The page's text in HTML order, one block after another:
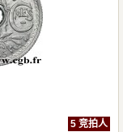
5 竞拍人